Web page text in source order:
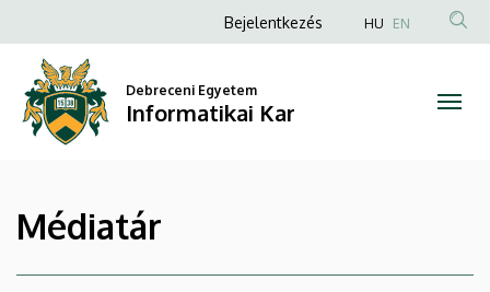
Informatikai
Kar
a
tartalomra
Anonim
fiók
menüje
Bejelentkezés HU EN
Debreceni Egyetem
Informatikai Kar
Médiatár